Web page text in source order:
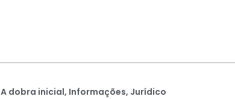
A dobra inicial, Informações, Jurídico